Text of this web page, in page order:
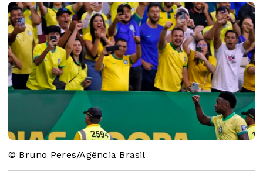
© Bruno Peres/Agência Brasil